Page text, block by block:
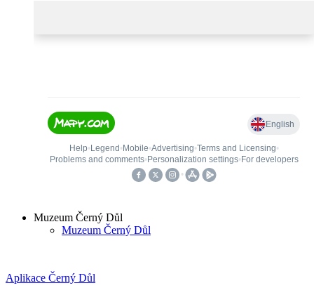
Muzeum Černý Důl
Muzeum Černý Důl
Aplikace Černý Důl